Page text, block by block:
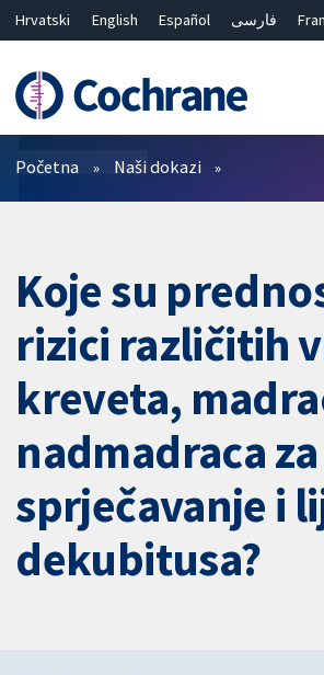
Hrvatski English Español فارسی
繁體中文
简体中文
Prečistači
Početna Naši dokazi
Koje su
rizici različitih
kreveta,
nadmadraca za
sprječavanje i
dekubitusa?